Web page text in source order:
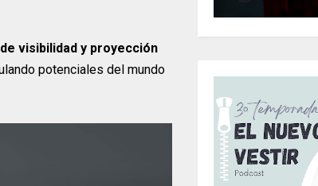
visibilidad y proyección
potenciales del mundo